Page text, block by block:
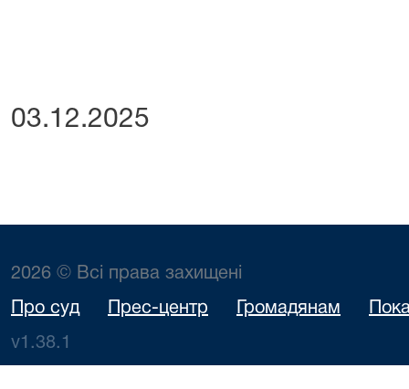
03.12.2025
2026 © Всі права захищені
Про суд Прес-центр Громадянам
v1.38.1